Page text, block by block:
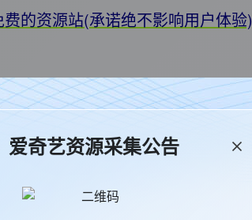
的资源站(承诺绝不影响用户体验)
65727 今日更新
爱奇艺资源采集公告